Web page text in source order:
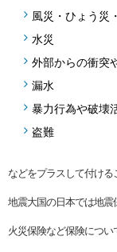
風災・ひょう災
水災
外部からの衝突
漏水
暴力行為や破壊
盗難
などをプラスして付ける
地震大国の日本では地震
火災保険など保険につい